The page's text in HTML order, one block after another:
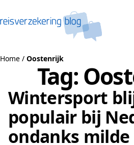
Home / Oostenrijk
Tag:
Wintersport
populair bij
ondanks